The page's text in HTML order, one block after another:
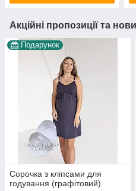
Акційні пропозиції та
Подарунок
Сорочка з кліпсами для
годування (графітовий)